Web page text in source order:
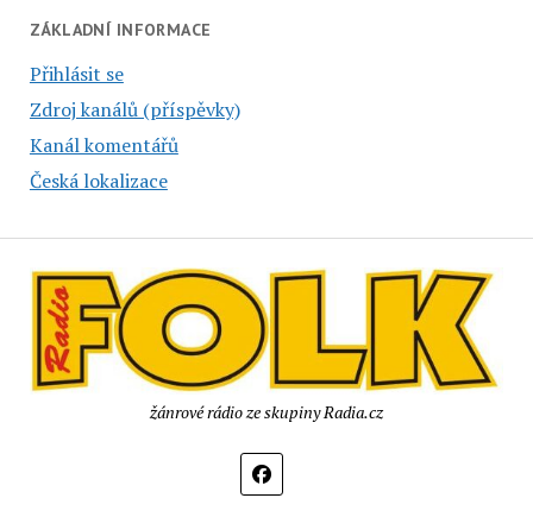
ZÁKLADNÍ INFORMACE
Přihlásit se
Zdroj kanálů (příspěvky)
Kanál komentářů
Česká lokalizace
žánrové rádio ze skupiny Radia.cz